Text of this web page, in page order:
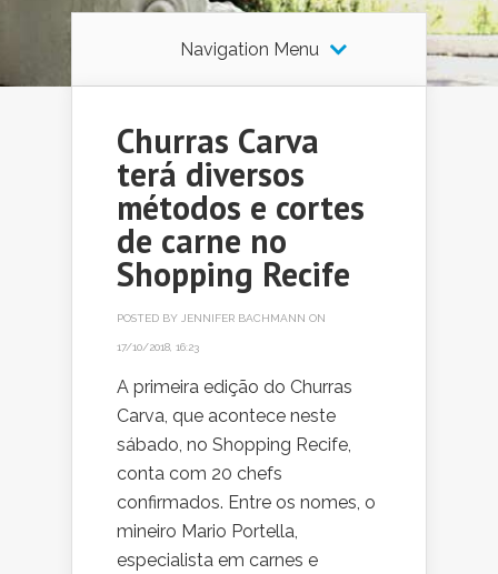
Navigation Menu
Churras Carva
terá diversos
métodos e cortes
de carne no
Shopping Recife
POSTED BY JENNIFER BACHMANN ON
17/10/2018, 16:23
A primeira edição do Churras
Carva, que acontece neste
sábado, no Shopping Recife,
conta com 20 chefs
confirmados. Entre os nomes, o
mineiro Mario Portella,
especialista em carnes e